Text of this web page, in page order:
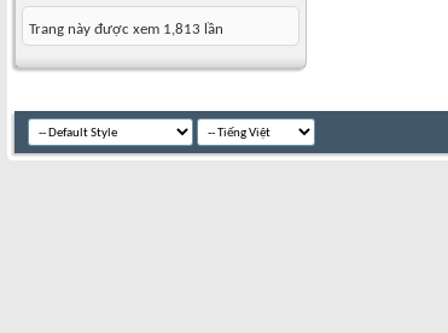
Trang này được xem 1,813 lần